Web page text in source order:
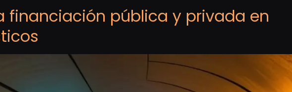
financiación pública y privada en